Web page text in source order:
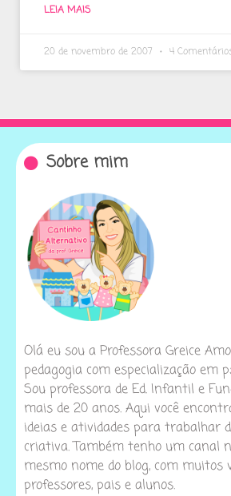
LEIA MAIS
20 de novembro de 2007 4
Sobre mim
Olá eu sou a Professora Greice
pedagogia com especialização em
Sou professora de Ed. Infantil e
mais de 20 anos. Aqui você
ideias e atividades para trabalhar
criativa. Também tenho um canal
mesmo nome do blog, com muitos
professores, pais e alunos.